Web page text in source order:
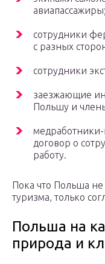
авиапассажиры;
сотрудники
с разных
сотрудники
заезжающие
Польшу и
договор о
работу.
Пока что Польша не
туризма, только
Польша на
природа и